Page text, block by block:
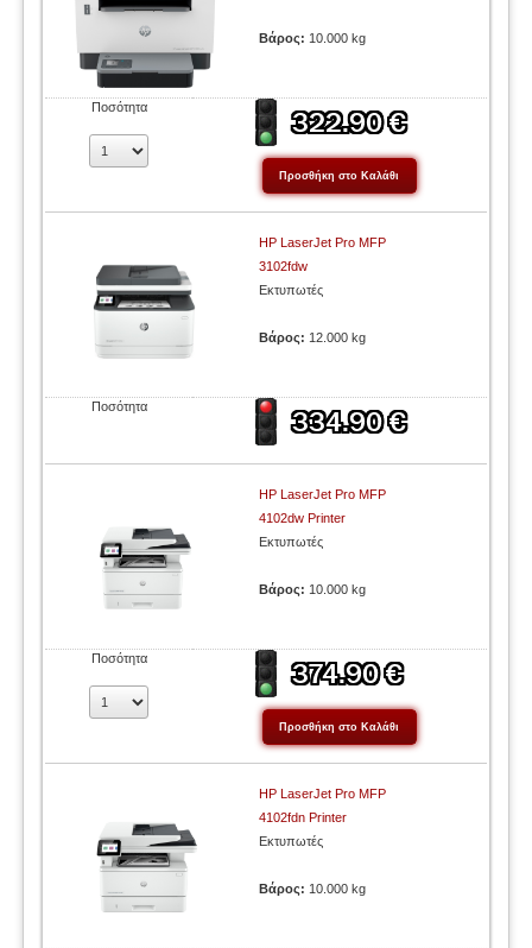
Βάρος: 10.000 kg
Ποσότητα
HP LaserJet Pro MFP
3102fdw
Εκτυπωτές
Βάρος: 12.000 kg
Ποσότητα
HP LaserJet Pro MFP
4102dw Printer
Εκτυπωτές
Βάρος: 10.000 kg
Ποσότητα
HP LaserJet Pro MFP
4102fdn Printer
Εκτυπωτές
Βάρος: 10.000 kg